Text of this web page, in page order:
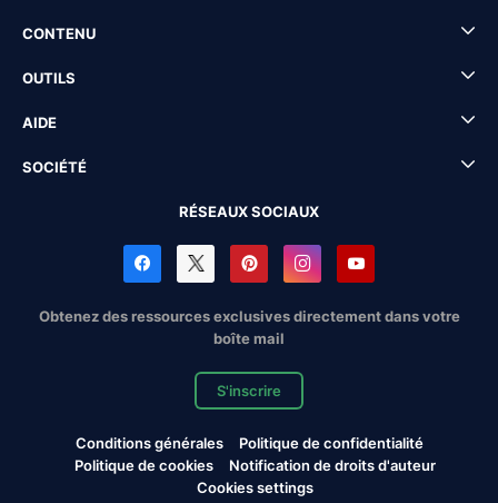
CONTENU
OUTILS
AIDE
SOCIÉTÉ
RÉSEAUX SOCIAUX
Obtenez des ressources exclusives directement dans votre
boîte mail
S'inscrire
Conditions générales
Politique de confidentialité
Politique de cookies
Notification de droits d'auteur
Cookies settings